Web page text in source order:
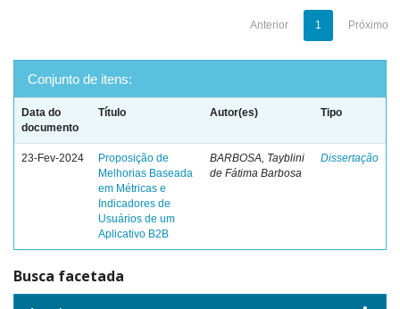
Anterior 1 Próximo
Conjunto de itens:
Data do
documento
Título Autor(es) Tipo
23-Fev-2024
Proposição de
Melhorias Baseada
em Métricas e
Indicadores de
Usuários de um
Aplicativo B2B
BARBOSA, Tayblini
de Fátima Barbosa
Dissertação
Busca facetada